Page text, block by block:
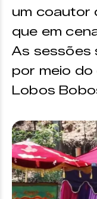
um coautor
que em
As sessões
por meio do
Lobos